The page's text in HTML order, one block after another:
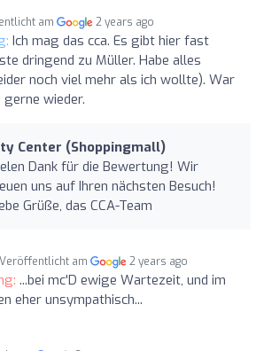
am 2 years ago
Ich mag das cca. Es gibt hier fast
dringend zu Müller. Habe alles
noch viel mehr als ich wollte). War
wieder.
Center (Shoppingmall)
Dank für die Bewertung! Wir
uns auf Ihren nächsten Besuch!
Grüße, das CCA-Team
Veröffentlicht am 2 years ago
...bei mc'D ewige Wartezeit, und im
eher unsympathisch...